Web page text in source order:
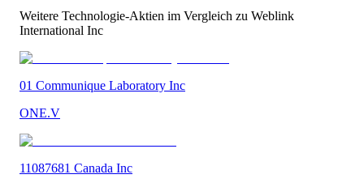
Weitere Technologie-Aktien im Vergleich zu Weblink
International Inc
01 Communique Laboratory Inc
ONE.V
11087681 Canada Inc